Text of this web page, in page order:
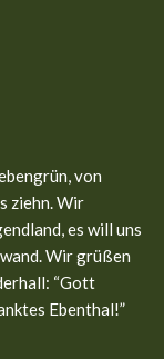
von
ziehn. Wir
es will uns
Wir grüßen
“Gott
Ebenthal!”